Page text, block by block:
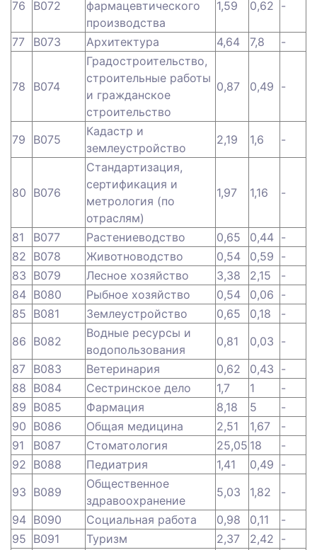
76 B072
фармацевтического
производства
1,59 0,62 -
77 B073 Архитектура 4,64 7,8 -
78 B074
Градостроительство,
строительные работы
и гражданское
строительство
0,87 0,49 -
79 B075
Кадастр и
землеустройство
2,19 1,6 -
80 B076
Стандартизация,
сертификация и
метрология (по
отраслям)
1,97 1,16 -
81 B077 Растениеводство 0,65 0,44 -
82 B078 Животноводство 0,54 0,59 -
83 B079 Лесное хозяйство 3,38 2,15
-
84 B080 Рыбное хозяйство 0,54 0,06 -
85 B081 Землеустройство 0,65 0,18
-
86 B082
Водные ресурсы и
водопользования
0,81 0,03 -
87 B083 Ветеринария 0,62 0,43 -
88 B084 Сестринское дело 1,7 1
-
89 B085 Фармация 8,18 5
-
90 B086 Общая медицина 2,51 1,67
-
91
B087 Стоматология 25,05 18
-
92 B088 Педиатрия 1,41 0,49 -
93 B089
Общественное
здравоохранение
5,03 1,82
-
94 B090 Социальная работа 0,98 0,11
-
95 B091 Туризм 2,37 2,42 -